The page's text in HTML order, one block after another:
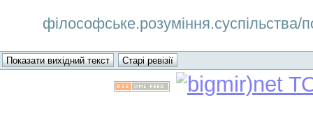
філософське.розуміння.суспільства/